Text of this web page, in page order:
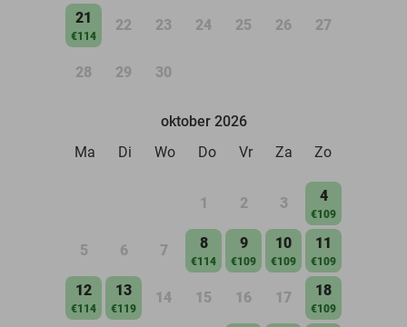
21
€114
22 23 24 25 26 27
28 29 30
oktober 2026
Ma
Di Wo Do Vr Za Zo
1 2 3 4
€109
5 6 7 8
€114
9
€109
10
€109
11
€109
12
€114
13
€119
14 15 16 17 18
€109